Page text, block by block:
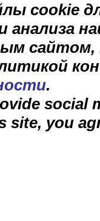
cookie
анализа
.
social
you